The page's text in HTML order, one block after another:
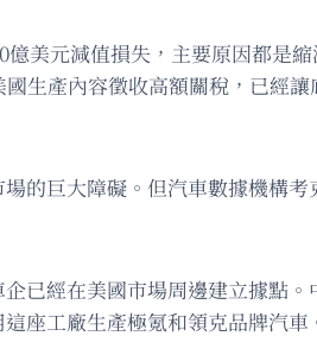
美元減值損失，主要原因都是縮
生產內容徵收高額關稅，已經
的巨大障礙。但汽車數據機構考
已經在美國市場周邊建立據點。
座工廠生產極氪和領克品牌汽